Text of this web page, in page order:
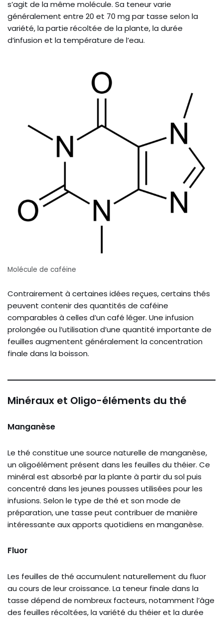
s’agit de la même molécule. Sa teneur varie
généralement entre 20 et 70 mg par tasse selon la
variété, la partie récoltée de la plante, la durée
d’infusion et la température de l’eau.
Molécule de caféine
Contrairement à certaines idées reçues, certains thés
peuvent contenir des quantités de caféine
comparables à celles d’un café léger. Une infusion
prolongée ou l’utilisation d’une quantité importante de
feuilles augmentent généralement la concentration
finale dans la boisson.
Minéraux et Oligo-éléments du thé
Manganèse
Le thé constitue une source naturelle de manganèse,
un oligoélément présent dans les feuilles du théier. Ce
minéral est absorbé par la plante à partir du sol puis
concentré dans les jeunes pousses utilisées pour les
infusions. Selon le type de thé et son mode de
préparation, une tasse peut contribuer de manière
intéressante aux apports quotidiens en manganèse.
Fluor
Les feuilles de thé accumulent naturellement du fluor
au cours de leur croissance. La teneur finale dans la
tasse dépend de nombreux facteurs, notamment l’âge
des feuilles récoltées, la variété du théier et la durée